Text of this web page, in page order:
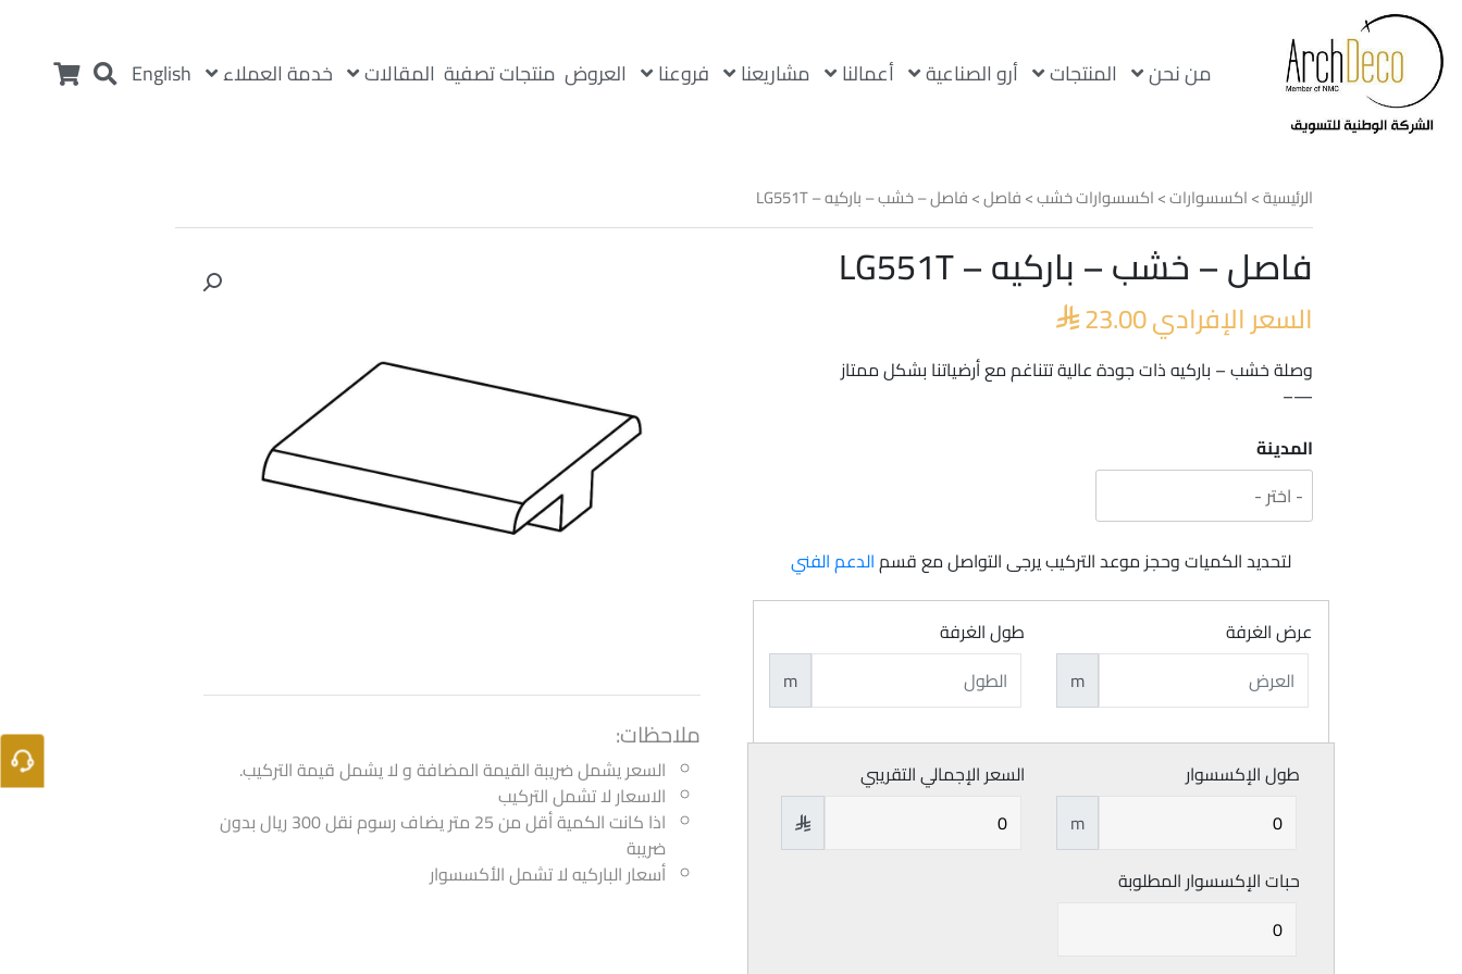
من نحن المنتجات أرو الصناعية أعمالنا مشاريعنا فروعنا العروض منتجات تصفية المقالات خدمة العملاء English
الرئيسية>اكسسوارات>اكسسوارات خشب>فاصل> فاصل – خشب – باركيه – LG551T
فاصل – خشب – باركيه – LG551T
السعر الإفرادي 23.00
وصلة خشب – باركيه ذات جودة عالية تتناغم مع أرضياتنا بشكل ممتاز
—–
المدينة
لتحديد الكميات وحجز موعد التركيب يرجى التواصل مع قسمالدعم الفني
عرض الغرفة
m
طول الغرفة
m
طول الإكسسوار
m
السعر الإجمالي التقريبي

حبات الإكسسوار المطلوبة
ملاحظات:
السعر يشمل ضريبة القيمة المضافة و لا يشمل قيمة التركيب.
الاسعار لا تشمل التركيب
اذا كانت الكمية أقل من 25 متر يضاف رسوم نقل 300 ريال بدون
ضريبة
أسعار الباركيه لا تشمل الأكسسوار